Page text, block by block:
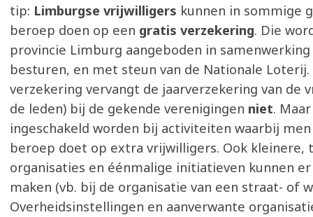
tip: Limburgse vrijwilligers kunnen in sommige
beroep doen op een gratis verzekering. Die
provincie Limburg aangeboden in
besturen, en met steun van de Nationale Loterij.
verzekering vervangt de jaarverzekering van de
de leden) bij de gekende verenigingen niet.
ingeschakeld worden bij activiteiten waarbij
beroep doet op extra vrijwilligers. Ook kleinere,
organisaties en éénmalige initiatieven kunnen
maken (vb. bij de organisatie van een straat- of
Overheidsinstellingen en aanverwante